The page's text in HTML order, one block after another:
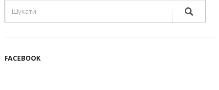
FACEBOOK